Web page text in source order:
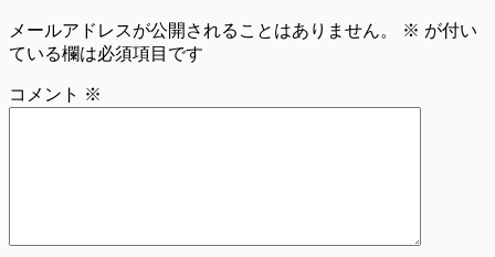
メールアドレスが公開されることはありません。 ※ が付い
ている欄は必須項目です
コメント ※